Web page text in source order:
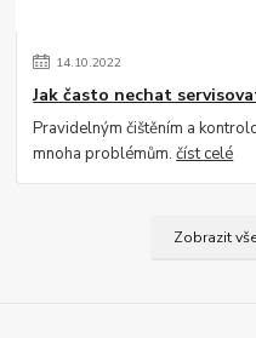
14.10.2022
Jak často nechat
Pravidelným čištěním a
mnoha problémům.číst celé
Zobrazit